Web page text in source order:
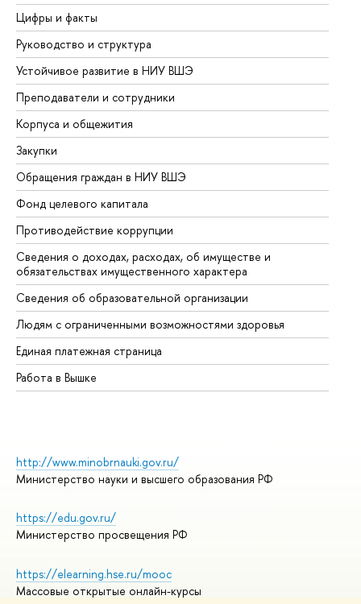
Цифры и факты
Руководство и структура
Устойчивое развитие в НИУ ВШЭ
Преподаватели и сотрудники
Корпуса и общежития
Закупки
Обращения граждан в НИУ ВШЭ
Фонд целевого капитала
Противодействие коррупции
Сведения о доходах, расходах, об имуществе и
обязательствах имущественного характера
Сведения об образовательной организации
Людям с ограниченными возможностями здоровья
Единая платежная страница
Работа в Вышке
http://www.minobrnauki.gov.ru/
Министерство науки и высшего образования РФ
https://edu.gov.ru/
Министерство просвещения РФ
https://elearning.hse.ru/mooc
Массовые открытые онлайн-курсы